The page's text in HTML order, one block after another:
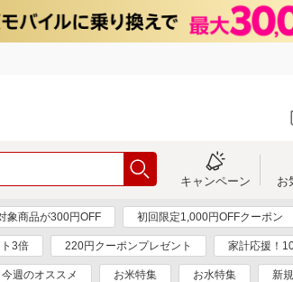
キャンペーン お
象商品が300円OFF 初回限定1,000円OFFクーポン
3倍 220円クーポンプレゼント 家計応援！
今週のオススメ お米特集 お水特集 新